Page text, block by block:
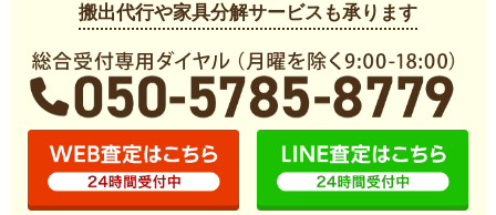
搬出代行や家具分解サービスも承ります